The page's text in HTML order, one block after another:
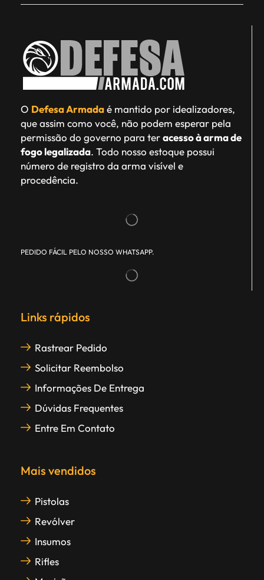
O Defesa Armadaé mantido por idealizadores,
que assim como você, não podem esperar pela
permissão do governo para teracesso à arma de
fogo legalizada. Todo nosso estoque possui
número de registro da arma visível e
procedência.
PEDIDO FÁCIL PELO NOSSO WHATSAPP.
Links rápidos
Rastrear Pedido
Solicitar Reembolso
Informações De Entrega
Dúvidas Frequentes
Entre Em Contato
Mais vendidos
Pistolas
Revólver
Insumos
Rifles